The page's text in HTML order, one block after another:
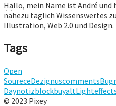
Hallo, mein Name ist André und
nahezu täglich Wissenswertes
Illustration, Web 2.0 und Design.
Tags
Open
SoureceDezignuscommentsBug
DaynotizblockbuyaltLighteffects
© 2023 Pixey